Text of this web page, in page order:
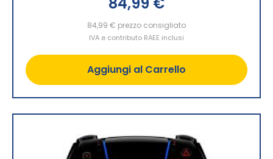
84,99 € prezzo consigliato
IVA e contributo RAEE inclusi
Aggiungi al Carrello